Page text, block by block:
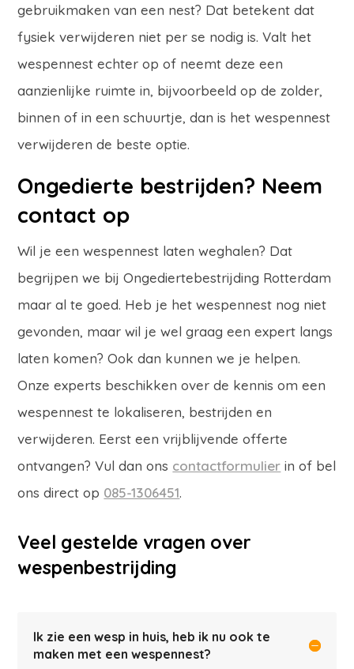
gebruikmaken van een nest? Dat betekent dat
fysiek verwijderen niet per se nodig is. Valt het
wespennest echter op of neemt deze een
aanzienlijke ruimte in, bijvoorbeeld op de zolder,
binnen of in een schuurtje, dan is het wespennest
verwijderen de beste optie.
Ongedierte bestrijden? Neem
contact op
Wil je een wespennest laten weghalen? Dat
begrijpen we bij Ongediertebestrijding Rotterdam
maar al te goed. Heb je het wespennest nog niet
gevonden, maar wil je wel graag een expert langs
laten komen? Ook dan kunnen we je helpen.
Onze experts beschikken over de kennis om een
wespennest te lokaliseren, bestrijden en
verwijderen. Eerst een vrijblijvende offerte
ontvangen? Vul dan ons contactformulier in of bel
ons direct op 085-1306451.
Veel gestelde vragen over
wespenbestrijding
Ik zie een wesp in huis, heb ik nu ook te
maken met een wespennest?